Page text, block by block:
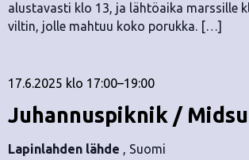
alustavasti klo 13, ja lähtöaika marssille
viltin, jolle mahtuu koko porukka. […]
Juhannuspiknik /
17.6.2025 klo 17:00–19:00
Lapinlahden lähde , Suomi